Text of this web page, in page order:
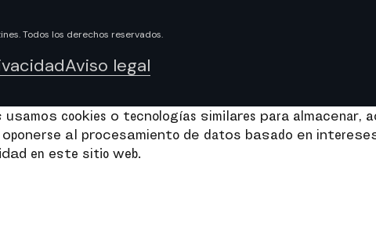
Todos los derechos reservados.
Aviso legal
cookies o tecnologías similares para almacenar,
al procesamiento de datos basado en
en este sitio web.